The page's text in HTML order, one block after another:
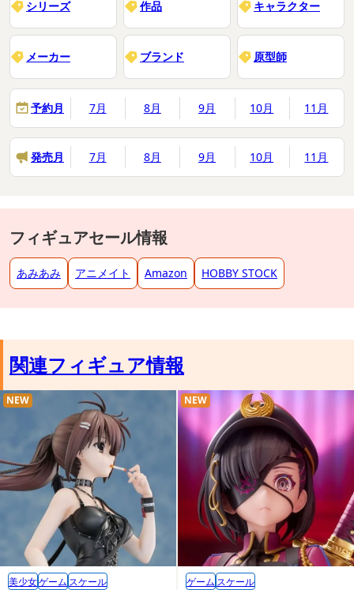
シリーズ 作品 キャラクター
メーカー ブランド 原型師
予約月 7月 8月 9月 10月 11月
発売月 7月 8月 9月 10月 11月
フィギュアセール情報
あみあみ アニメイト Amazon HOBBY STOCK
関連フィギュア情報
NEW
美少女ゲーム スケール
NEW
ゲーム スケール